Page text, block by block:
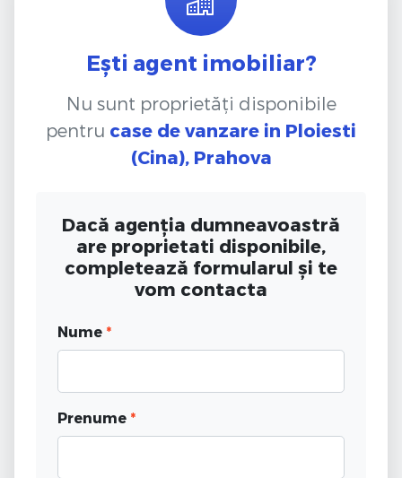
Ești agent imobiliar?
Nu sunt proprietăți disponibile
pentru case de vanzare in Ploiesti
(Cina), Prahova
Dacă agenția dumneavoastră
are proprietati disponibile,
completează formularul și te
vom contacta
Nume *
Prenume *